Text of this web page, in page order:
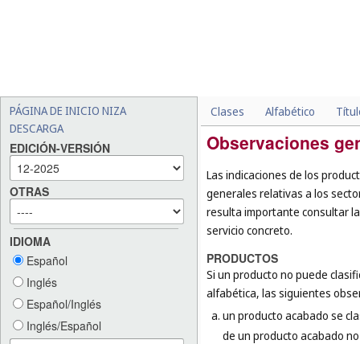
PÁGINA DE INICIO NIZA
DESCARGA
EDICIÓN-VERSIÓN
OTRAS
IDIOMA
Español
Inglés
Español/Inglés
Inglés/Español
Clases Alfabético
Observaciones
Las indicaciones de los
generales relativas a los
resulta importante consultar
servicio concreto.
PRODUCTOS
Si un producto no puede
alfabética, las siguientes
un producto acabado se
de un producto acabado